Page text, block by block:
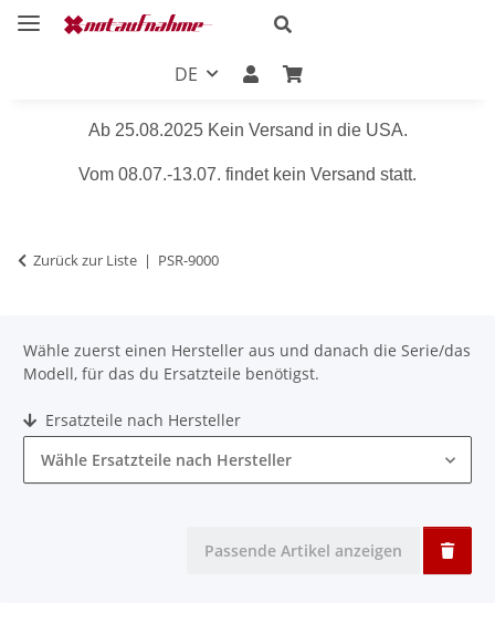
DE
Ab 25.08.2025 Kein Versand in die USA.
Vom 08.07.-13.07. findet kein Versand statt.
Zurück zur Liste PSR-9000
Wähle zuerst einen Hersteller aus und danach die Serie/das
Modell, für das du Ersatzteile benötigst.
Ersatzteile nach Hersteller
Wähle Ersatzteile nach Hersteller
Passende Artikel anzeigen